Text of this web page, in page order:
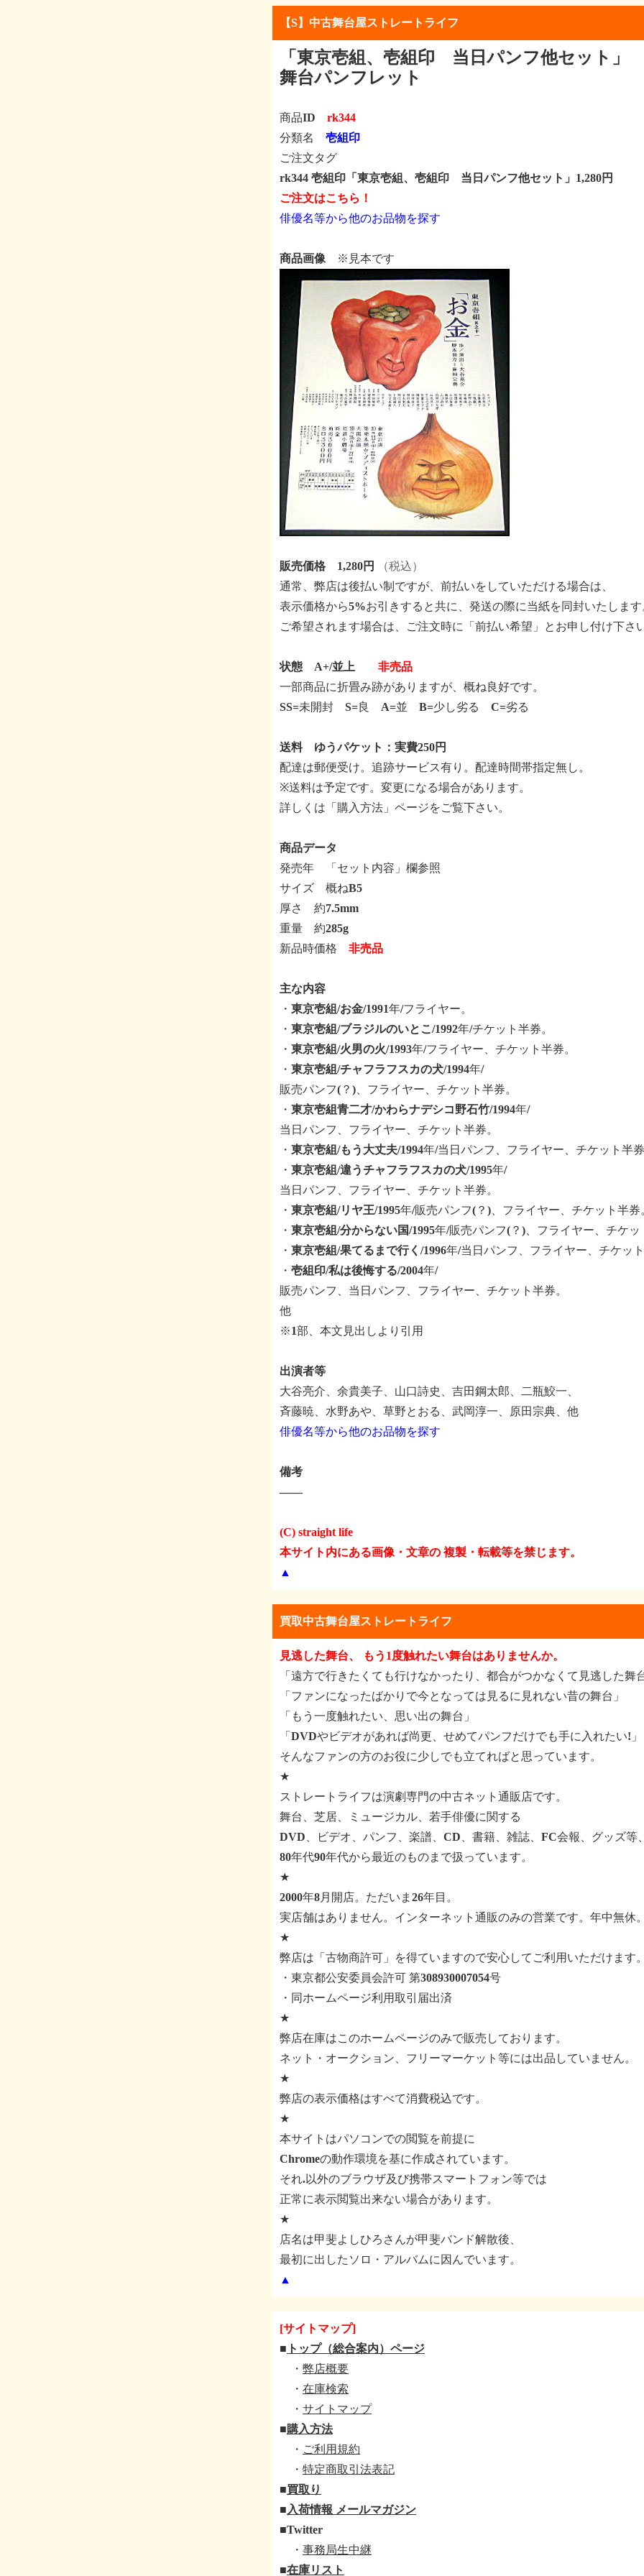
【S】中古舞台屋ストレートライフ
「東京壱組、壱組印 当日パンフ他セット」
舞台パンフレット
商品ID rk344
分類名 壱組印
ご注文タグ
rk344 壱組印「東京壱組、壱組印 当日パンフ他セット」1,280円
ご注文はこちら！
俳優名等から他のお品物を探す
商品画像 ※見本です
販売価格 1,280円
（税込）
通常、弊店は後払い制ですが、前払いをしていただける場合は、
表示価格から5%お引きすると共に、発送の際に当紙を同封いたします
ご希望されます場合は、ご注文時に「前払い希望」とお申し付け下さ
状態 A+/並上
非売品
一部商品に折畳み跡がありますが、概ね良好です。
SS=未開封 S=良 A=並 B=少し劣る C=劣る
送料 ゆうパケット：実費250円
配達は郵便受け。追跡サービス有り。配達時間帯指定無し。
※送料は予定です。変更になる場合があります。
詳しくは「購入方法」ページをご覧下さい。
商品データ
発売年 「セット内容」欄参照
サイズ 概ねB5
厚さ 約7.5mm
重量 約285g
新品時価格 非売品
主な内容
・ 東京壱組/お金/1991年/フライヤー。
・ 東京壱組/ブラジルのいとこ /1992年/チケット半券。
・ 東京壱組/火男の火/1993年/フライヤー、チケット半券。
・ 東京壱組/チャフラフスカの犬/1994年/
販売パンフ(？)、フライヤー、チケット半券。
・ 東京壱組青二才/かわらナデシコ野石竹/1994年/
当日パンフ、フライヤー、チケット半券。
・ 東京壱組/もう大丈夫/1994年/当日パンフ、フライヤー、チケット半
・ 東京壱組/違うチャフラフスカの犬/1995年/
当日パンフ、フライヤー、チケット半券。
・ 東京壱組/リヤ王/1995年/販売パンフ(？)、フライヤー、チケット半券
・ 東京壱組/分からない国/1995年/販売パンフ(？)、フライヤー、チケッ
・ 東京壱組/果てるまで行く /1996年/当日パンフ、フライヤー、チケッ
・ 壱組印/私は後悔する/2004年/
販売パンフ、当日パンフ、フライヤー、チケット半券。
他
※1部、本文見出しより引用
出演者等
大谷亮介、余貴美子、山口詩史、吉田鋼太郎、二瓶鮫一、
斉藤暁、水野あや、草野とおる、武岡淳一、原田宗典、他
俳優名等から他のお品物を探す
備考
――
(C) straight life
本サイト内にある画像・文章の 複製・転載等を禁じます。
▲
買取中古舞台屋ストレートライフ
見逃した舞台、 もう1度触れたい舞台はありませんか。
「遠方で行きたくても行けなかったり、都合がつかなくて見逃した舞
「ファンになったばかりで今となっては見るに見れない昔の舞台」
「もう一度触れたい、思い出の舞台」
「DVDやビデオがあれば尚更、せめてパンフだけでも手に入れたい!」
そんなファンの方のお役に少しでも立てればと思っています。
★
ストレートライフは演劇専門の中古ネット通販店です。
舞台、芝居、ミュージカル、若手俳優に関する
DVD、ビデオ、パンフ、楽譜、CD、書籍、雑誌、FC会報、グッズ等
80年代90年代から最近のものまで扱っています。
★
2000年8月開店。ただいま26年目。
実店舗はありません。インターネット通販のみの営業です。年中無休
★
弊店は「古物商許可」を得ていますので安心してご利用いただけます
・東京都公安委員会許可 第308930007054号
・同ホームページ利用取引届出済
★
弊店在庫はこのホームページのみで販売しております。
ネット・オークション、フリーマーケット等には出品していません。
★
弊店の表示価格はすべて消費税込です。
★
本サイトはパソコンでの閲覧を前提に
Chromeの動作環境を基に作成されています。
それ.以外のブラウザ及び携帯スマートフォン等では
正常に表示閲覧出来ない場合があります。
★
店名は甲斐よしひろさんが甲斐バンド解散後、
最初に出したソロ・アルバムに因んでいます。
▲
[サイトマップ]
■ トップ（総合案内）ページ
・ 弊店概要
・ 在庫検索
・ サイトマップ
■購入方法
・ ご利用規約
・ 特定商取引法表記
■買取り
■ 入荷情報 メールマガジン
■Twitter
・ 事務局生中継
■在庫リスト